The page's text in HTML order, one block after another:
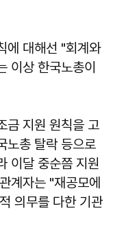
에 대해선 "회계와
이상 한국노총이
금 지원 원칙을 고
노총 탈락 등으로
이달 중순쯤 지원
계자는 "재공모에
의무를 다한 기관